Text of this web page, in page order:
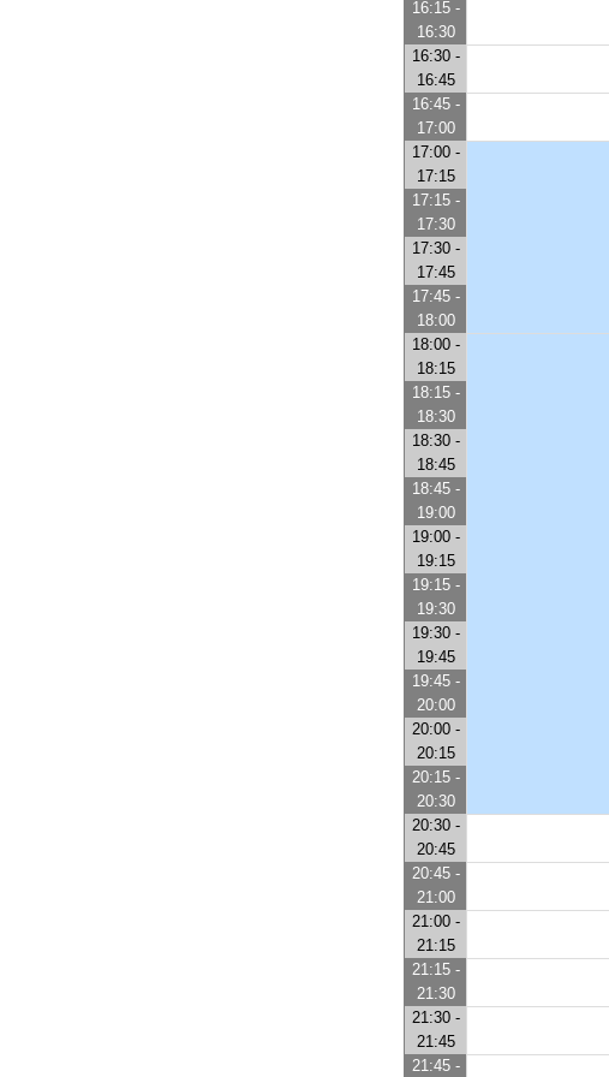
16:15 -
16:30
16:30 -
16:45
16:45 -
17:00
17:00 -
17:15
17:15 -
17:30
17:30 -
17:45
17:45 -
18:00
18:00 -
18:15
18:15 -
18:30
18:30 -
18:45
18:45 -
19:00
19:00 -
19:15
19:15 -
19:30
19:30 -
19:45
19:45 -
20:00
20:00 -
20:15
20:15 -
20:30
20:30 -
20:45
20:45 -
21:00
21:00 -
21:15
21:15 -
21:30
21:30 -
21:45
21:45 -